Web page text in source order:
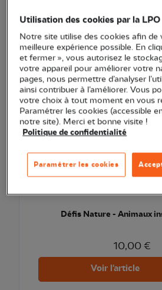
Défis Nature - Animaux
10,00 €
Voir l'article
Utilisation des cookies par la LPO
Notre site utilise des cookies afin de
meilleure expérience possible. En
et fermer », vous autorisez le
votre appareil pour améliorer votre
pages, nous permettre d’analyser
ainsi contribuer à l’améliorer. Vous
votre choix à tout moment en vous
Paramétrer les cookies (accessible
notre site). Merci et bonne visite !
Politique de confidentialité
Paramétrer les cookies